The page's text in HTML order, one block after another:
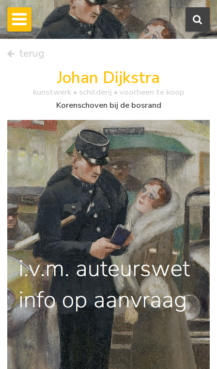
terug
Johan Dijkstra
kunstwerk • schilderij • voorheen te koop
Korenschoven bij de bosrand